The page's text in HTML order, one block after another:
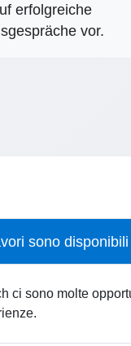
erfolgreiche
vor.
sono
ci sono molte